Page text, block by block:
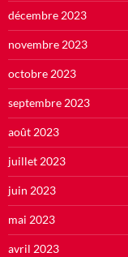
décembre 2023
novembre 2023
octobre 2023
septembre 2023
août 2023
juillet 2023
juin 2023
mai 2023
avril 2023